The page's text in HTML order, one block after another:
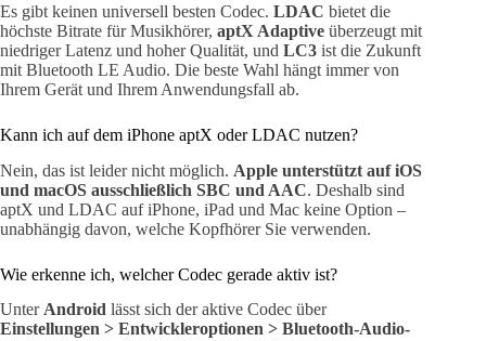
Es gibt keinen universell besten Codec. LDAC bietet die
höchste Bitrate für Musikhörer, aptX Adaptive überzeugt mit
niedriger Latenz und hoher Qualität, und LC3 ist die Zukunft
mit Bluetooth LE Audio. Die beste Wahl hängt immer von
Ihrem Gerät und Ihrem Anwendungsfall ab.
Kann ich auf dem iPhone aptX oder LDAC nutzen?
Nein, das ist leider nicht möglich. Apple unterstützt auf iOS
und macOS ausschließlich SBC und AAC. Deshalb sind
aptX und LDAC auf iPhone, iPad und Mac keine Option –
unabhängig davon, welche Kopfhörer Sie verwenden.
Wie erkenne ich, welcher Codec gerade aktiv ist?
UnterAndroid lässt sich der aktive Codec über
Einstellungen > Entwickleroptionen > Bluetooth-Audio-